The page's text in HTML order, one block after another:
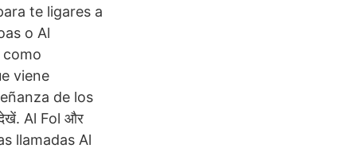
te ligares a
o Al
como
viene
de los
Al Fol और
llamadas Al